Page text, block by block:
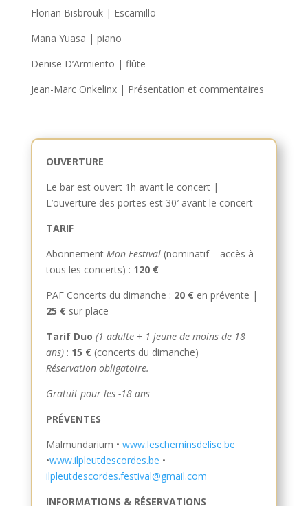
Florian Bisbrouk | Escamillo
Mana Yuasa | piano
Denise D’Armiento | flûte
Jean-Marc Onkelinx | Présentation et commentaires
OUVERTURE
Le bar est ouvert 1h avant le concert |
L’ouverture des portes est 30′ avant le concert
TARIF
Abonnement Mon Festival(nominatif – accès à
tous les concerts) : 120 €
PAF Concerts du dimanche : 20 €en prévente |
25 €sur place
Tarif Duo (1 adulte + 1 jeune de moins de 18
ans): 15 €(concerts du dimanche)
Réservation obligatoire.
Gratuit pour les -18 ans
PRÉVENTES
Malmundarium • www.lescheminsdelise.be
•www.ilpleutdescordes.be •
ilpleutdescordes.festival@gmail.com
INFORMATIONS & RÉSERVATIONS